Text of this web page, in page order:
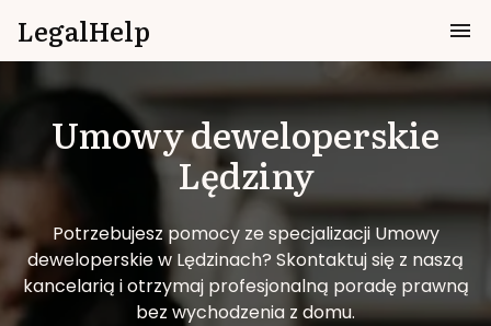
LegalHelp
Umowy deweloperskie
Lędziny
Potrzebujesz pomocy ze specjalizacji Umowy
deweloperskie w Lędzinach? Skontaktuj się z naszą
kancelarią i otrzymaj profesjonalną poradę prawną
bez wychodzenia z domu.